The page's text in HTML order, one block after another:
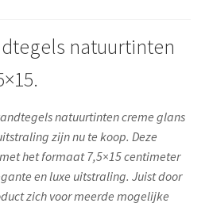
natuurtinten
natuurtinten creme glans
zijn nu te koop. Deze
het formaat 7,5×15 centimeter
en luxe uitstraling. Juist door
zich voor meerde mogelijke